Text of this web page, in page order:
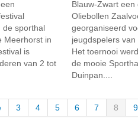
de sporthal
Meerhorst in
is
van 2 tot
Blauw-Zwart een
Oliebollen
georganiseerd
jeugdspelers van
Het toernooi
de mooie
Duinpan....
3 4 5 6 7 8 9